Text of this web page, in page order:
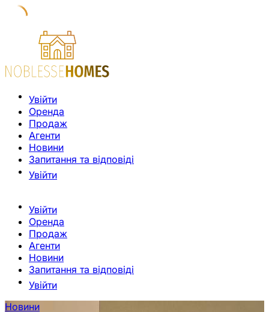
Увійти
Оренда
Продаж
Агенти
Новини
Запитання та відповіді
Увійти
Увійти
Оренда
Продаж
Агенти
Новини
Запитання та відповіді
Увійти
Новини